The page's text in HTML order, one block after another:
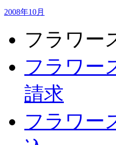
2008年10月
フラワー
フラワー
請求
フラワー